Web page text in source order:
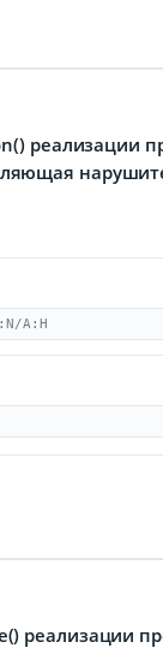
реализации
A:H
реализации